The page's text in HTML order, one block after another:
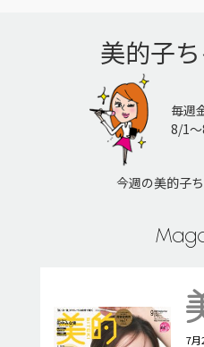
美的子
毎週
8/1
今週の美的子
7